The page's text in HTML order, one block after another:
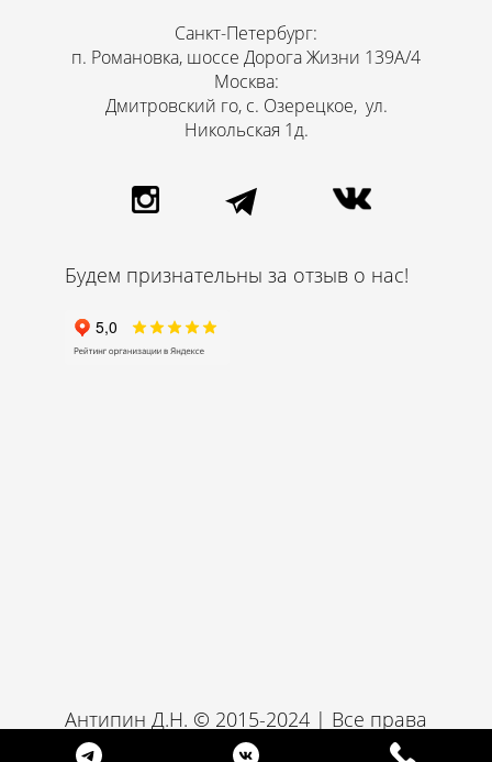
Санкт-Петербург:
п. Романовка, шоссе Дорога Жизни 139А/4
Москва:
Дмитровский го, с. Озерецкое, ул.
Никольская 1д.
Будем признательны за отзыв о нас!
Антипин Д.Н. © 2015-2024 | Все права
защищены